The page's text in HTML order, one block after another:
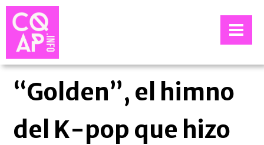
“Golden”, el himno
del K-pop que hizo